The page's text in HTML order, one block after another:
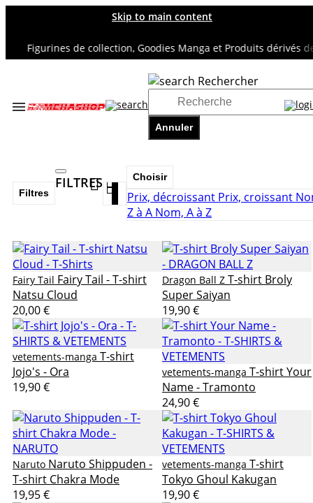
Skip to main content
Figurines de collection, Goodies Manga et Produits dérivés de
Rechercher
Annuler
Accueil
Filtres
FILTRES Choisir
Prix, décroissant Prix, croissant
Z à A Nom, A à Z
Fairy Tail Fairy Tail - T-shirt
Natsu Cloud
20,00 €
Dragon Ball Z T-shirt Broly
Super Saiyan
19,90 €
vetements-manga T-shirt
Jojo's - Ora
19,90 €
vetements-manga T-shirt Your
Name - Tramonto
24,90 €
Naruto Naruto Shippuden -
T-shirt Chakra Mode
19,95 €
vetements-manga T-shirt
Tokyo Ghoul Kakugan
19,90 €